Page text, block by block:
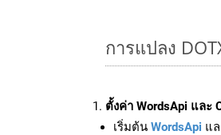
การแปลง
ตั้งค่า WordsApi และ
เริ่มต้น WordsApi แ